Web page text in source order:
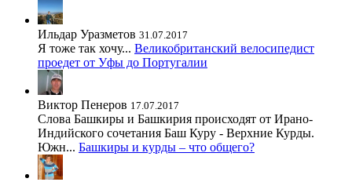
Ильдар Уразметов 31.07.2017
Я тоже так хочу... Великобританский велосипедист
проедет от Уфы до Португалии
Виктор Пенеров 17.07.2017
Слова Башкиры и Башкирия происходят от Ирано-
Индийского сочетания Баш Куру - Верхние Курды.
Южн... Башкиры и курды – что общего?